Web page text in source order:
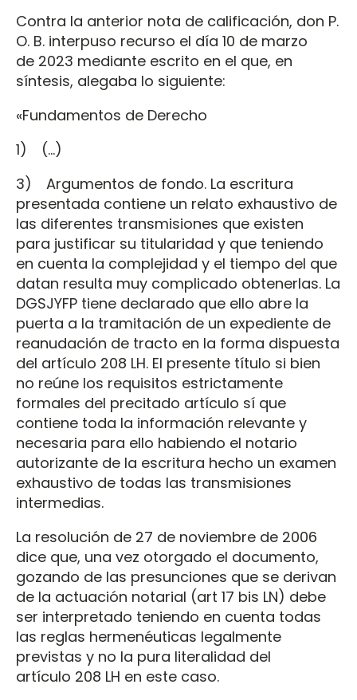
Contra la anterior nota de calificación, don P.
O. B. interpuso recurso el día 10 de marzo
de 2023 mediante escrito en el que, en
síntesis, alegaba lo siguiente:
«Fundamentos de Derecho
1) (…)
3) Argumentos de fondo. La escritura
presentada contiene un relato exhaustivo de
las diferentes transmisiones que existen
para justificar su titularidad y que teniendo
en cuenta la complejidad y el tiempo del que
datan resulta muy complicado obtenerlas. La
DGSJYFP tiene declarado que ello abre la
puerta a la tramitación de un expediente de
reanudación de tracto en la forma dispuesta
del artículo 208 LH. El presente título si bien
no reúne los requisitos estrictamente
formales del precitado artículo sí que
contiene toda la información relevante y
necesaria para ello habiendo el notario
autorizante de la escritura hecho un examen
exhaustivo de todas las transmisiones
intermedias.
La resolución de 27 de noviembre de 2006
dice que, una vez otorgado el documento,
gozando de las presunciones que se derivan
de la actuación notarial (art 17 bis LN) debe
ser interpretado teniendo en cuenta todas
las reglas hermenéuticas legalmente
previstas y no la pura literalidad del
artículo 208 LH en este caso.